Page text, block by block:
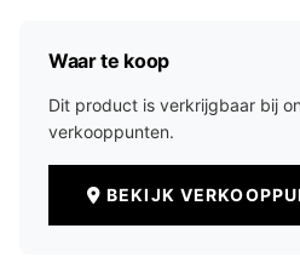
Waar te koop
Dit product is verkrijgbaar bij
verkooppunten.
BEKIJK